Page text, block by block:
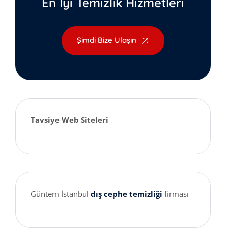
Şimdi Bize Ulaşın
Tavsiye Web Siteleri
Güntem İstanbul dış cephe temizliği firması